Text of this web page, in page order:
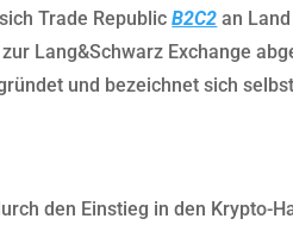
Trade RepublicB2C2 an
Lang&Schwarz Exchange
und bezeichnet sich
den Einstieg in den Krypto-